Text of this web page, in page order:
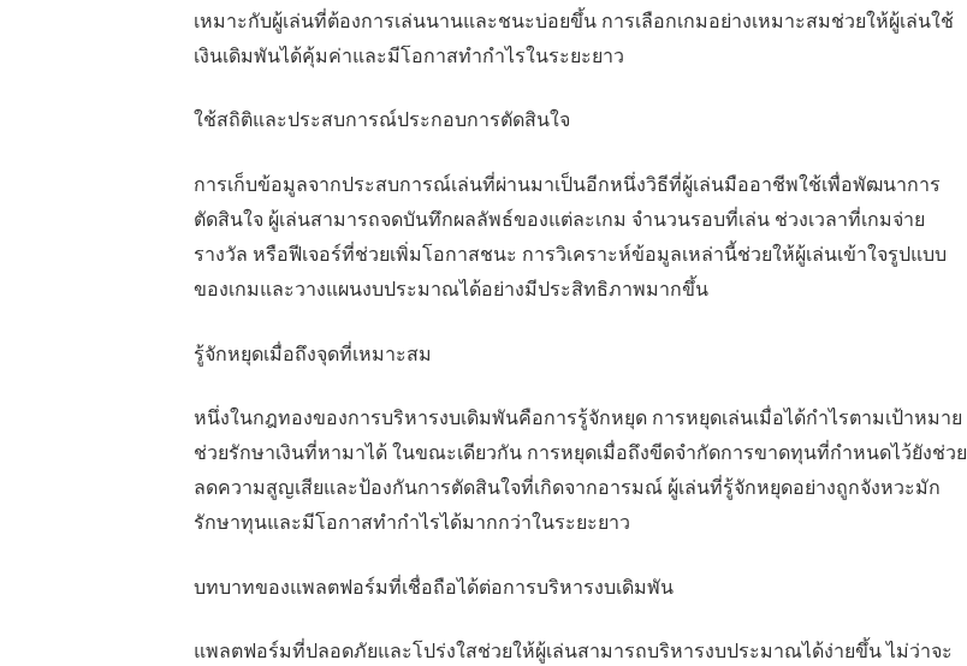
เหมาะกับผู้เล่นที่ต้องการเล่นนานและชนะบ่อยขึ้น การเลือกเกมอย่างเหมาะสมช่วยให้ผู้เล่นใช้
เงินเดิมพันได้คุ้มค่าและมีโอกาสทำกำไรในระยะยาว
ใช้สถิติและประสบการณ์ประกอบการตัดสินใจ
การเก็บข้อมูลจากประสบการณ์เล่นที่ผ่านมาเป็นอีกหนึ่งวิธีที่ผู้เล่นมืออาชีพใช้เพื่อพัฒนาการ
ตัดสินใจ ผู้เล่นสามารถจดบันทึกผลลัพธ์ของแต่ละเกม จำนวนรอบที่เล่น ช่วงเวลาที่เกมจ่าย
รางวัล หรือฟีเจอร์ที่ช่วยเพิ่มโอกาสชนะ การวิเคราะห์ข้อมูลเหล่านี้ช่วยให้ผู้เล่นเข้าใจรูปแบบ
ของเกมและวางแผนงบประมาณได้อย่างมีประสิทธิภาพมากขึ้น
รู้จักหยุดเมื่อถึงจุดที่เหมาะสม
หนึ่งในกฎทองของการบริหารงบเดิมพันคือการรู้จักหยุด การหยุดเล่นเมื่อได้กำไรตามเป้าหมาย
ช่วยรักษาเงินที่หามาได้ ในขณะเดียวกัน การหยุดเมื่อถึงขีดจำกัดการขาดทุนที่กำหนดไว้ยังช่วย
ลดความสูญเสียและป้องกันการตัดสินใจที่เกิดจากอารมณ์ ผู้เล่นที่รู้จักหยุดอย่างถูกจังหวะมัก
รักษาทุนและมีโอกาสทำกำไรได้มากกว่าในระยะยาว
บทบาทของแพลตฟอร์มที่เชื่อถือได้ต่อการบริหารงบเดิมพัน
แพลตฟอร์มที่ปลอดภัยและโปร่งใสช่วยให้ผู้เล่นสามารถบริหารงบประมาณได้ง่ายขึ้น ไม่ว่าจะ